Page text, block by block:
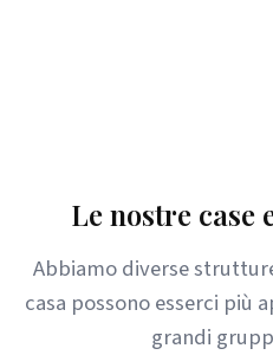
Le nostre case
Abbiamo diverse
casa possono esserci più
grandi